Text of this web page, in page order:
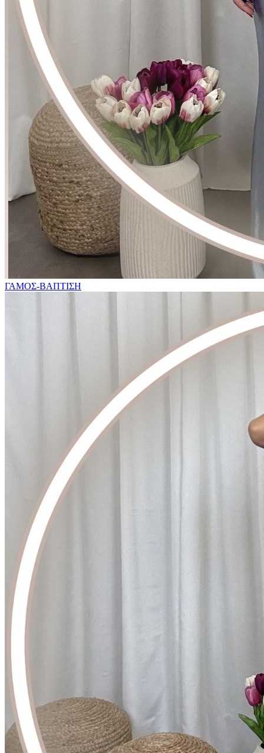
ΓΑΜΟΣ-ΒΑΠΤΙΣΗ